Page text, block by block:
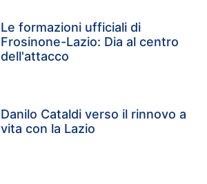
Le formazioni ufficiali di
Frosinone-Lazio: Dia al centro
dell'attacco
Danilo Cataldi verso il rinnovo a
vita con la Lazio